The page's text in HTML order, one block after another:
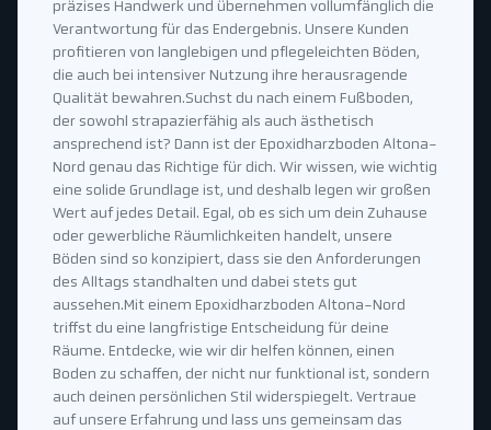
präzises Handwerk und übernehmen vollumfänglich die
Verantwortung für das Endergebnis. Unsere Kunden
profitieren von langlebigen und pflegeleichten Böden,
die auch bei intensiver Nutzung ihre herausragende
Qualität bewahren.Suchst du nach einem Fußboden,
der sowohl strapazierfähig als auch ästhetisch
ansprechend ist? Dann ist der Epoxidharzboden Altona-
Nord genau das Richtige für dich. Wir wissen, wie wichtig
eine solide Grundlage ist, und deshalb legen wir großen
Wert auf jedes Detail. Egal, ob es sich um dein Zuhause
oder gewerbliche Räumlichkeiten handelt, unsere
Böden sind so konzipiert, dass sie den Anforderungen
des Alltags standhalten und dabei stets gut
aussehen.Mit einem Epoxidharzboden Altona-Nord
triffst du eine langfristige Entscheidung für deine
Räume. Entdecke, wie wir dir helfen können, einen
Boden zu schaffen, der nicht nur funktional ist, sondern
auch deinen persönlichen Stil widerspiegelt. Vertraue
auf unsere Erfahrung und lass uns gemeinsam das